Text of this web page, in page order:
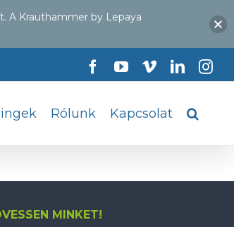
Facebook
YouTube
Vimeo
Rólunk Kapcsolat
MINKET!
A Krauthammer by Lepaya